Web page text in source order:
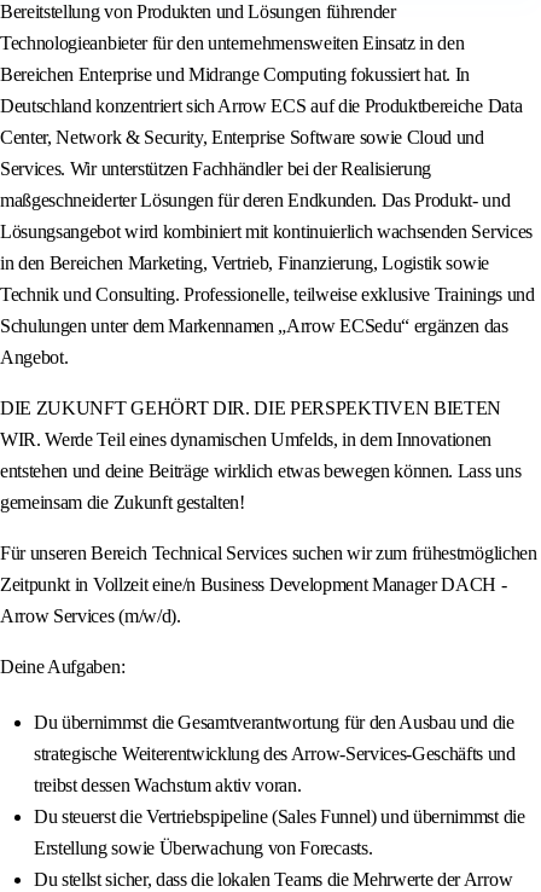
Bereitstellung von Produkten und Lösungen führender
Technologieanbieter für den unternehmensweiten Einsatz in den
Bereichen Enterprise und Midrange Computing fokussiert hat. In
Deutschland konzentriert sich Arrow ECS auf die Produktbereiche Data
Center, Network & Security, Enterprise Software sowie Cloud und
Services. Wir unterstützen Fachhändler bei der Realisierung
maßgeschneiderter Lösungen für deren Endkunden. Das Produkt- und
Lösungsangebot wird kombiniert mit kontinuierlich wachsenden Services
in den Bereichen Marketing, Vertrieb, Finanzierung, Logistik sowie
Technik und Consulting. Professionelle, teilweise exklusive Trainings und
Schulungen unter dem Markennamen „Arrow ECSedu“ ergänzen das
Angebot.
DIE ZUKUNFT GEHÖRT DIR. DIE PERSPEKTIVEN BIETEN
WIR. Werde Teil eines dynamischen Umfelds, in dem Innovationen
entstehen und deine Beiträge wirklich etwas bewegen können. Lass uns
gemeinsam die Zukunft gestalten!
Für unseren Bereich Technical Services suchen wir zum frühestmöglichen
Zeitpunkt in Vollzeit eine/n Business Development Manager DACH -
Arrow Services (m/w/d).
Deine Aufgaben:
Du übernimmst die Gesamtverantwortung für den Ausbau und die
strategische Weiterentwicklung des Arrow-Services-Geschäfts und
treibst dessen Wachstum aktiv voran.
Du steuerst die Vertriebspipeline (Sales Funnel) und übernimmst die
Erstellung sowie Überwachung von Forecasts.
Du stellst sicher, dass die lokalen Teams die Mehrwerte der Arrow